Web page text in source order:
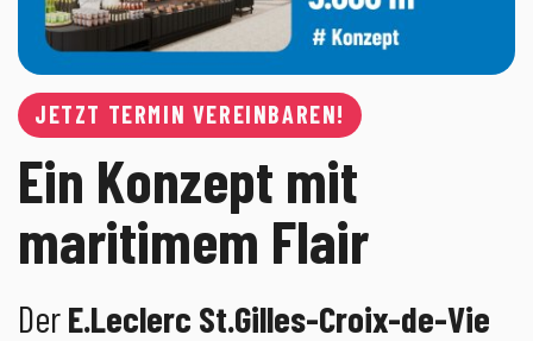
JETZT TERMIN VEREINBAREN!
Ein Konzept mit
maritimem Flair
DerE.Leclerc St.Gilles-Croix-de-Vie